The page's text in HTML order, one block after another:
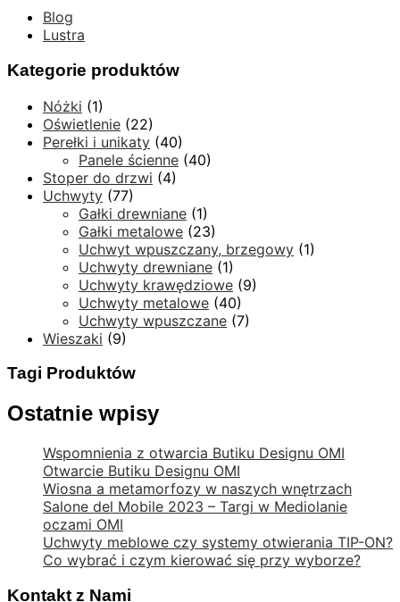
Blog
Lustra
Kategorie produktów
Nóżki (1)
Oświetlenie (22)
Perełki i unikaty (40)
Panele ścienne (40)
Stoper do drzwi (4)
Uchwyty (77)
Gałki drewniane (1)
Gałki metalowe (23)
Uchwyt wpuszczany, brzegowy (1)
Uchwyty drewniane (1)
Uchwyty krawędziowe (9)
Uchwyty metalowe (40)
Uchwyty wpuszczane (7)
Wieszaki (9)
Tagi Produktów
Ostatnie wpisy
Wspomnienia z otwarcia Butiku Designu OMI
Otwarcie Butiku Designu OMI
Wiosna a metamorfozy w naszych wnętrzach
Salone del Mobile 2023 – Targi w Mediolanie
oczami OMI
Uchwyty meblowe czy systemy otwierania TIP-ON?
Co wybrać i czym kierować się przy wyborze?
Kontakt z Nami